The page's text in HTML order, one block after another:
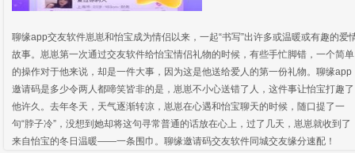
聊缘app交友软件崽崽和怡宝成为情侣以来，一起“书写”出许多或温暖或有趣的爱
故事。崽崽第一次通过交友软件给怡宝情侣礼物的时候，有些手忙脚错，一个简单
的操作对于他来说，却是一件大事，因为这是他送给爱人的第一份礼物。聊缘app
邀请码是多少令两人都啼笑皆非的是，崽崽不小心送错了人，这件事让怡宝打趣了
他许久。去年冬天，天气逐渐转凉，崽崽在心遇和怡宝聊天的时候，随口提了一
句“脖子冷”，没想到她却将这句寻常普通的话放在心上，过了几天，崽崽就收到了
来自怡宝的冬日温暖——一条围巾。聊缘邀请码交友软件同城交友缘分速配！